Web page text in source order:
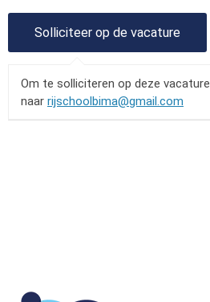
Om te solliciteren op deze vacature
naar rijschoolbima@gmail.com